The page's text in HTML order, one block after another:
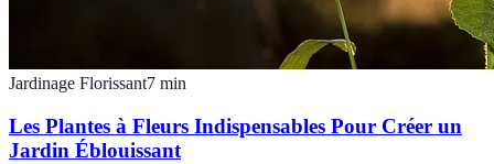
Jardinage Florissant7 min
Les Plantes à Fleurs Indispensables Pour Créer un
Jardin Éblouissant